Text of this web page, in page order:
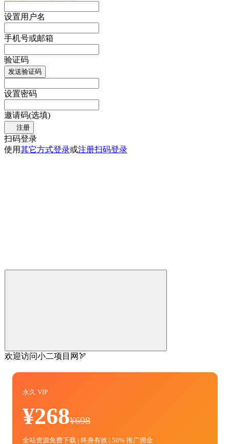
设置用户名
手机号或邮箱
验证码
发送验证码
设置密码
邀请码(选填)
注册
扫码登录
使用其它方式登录或注册扫码登录
欢迎访问小二项目网🏹
永久 VIP
¥268¥698
全站资源免费下载 | 终身有效 | 50% 推广佣金